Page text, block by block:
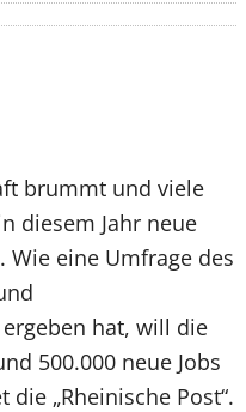
brummt und viele
diesem Jahr neue
Wie eine Umfrage des
hat, will die
500.000 neue Jobs
„Rheinische Post“.